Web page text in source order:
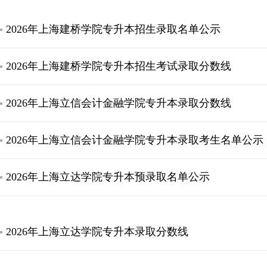
2026年上海建桥学院专升本招生录取名单公示
2026年上海建桥学院专升本招生考试录取分数线
2026年上海立信会计金融学院专升本录取分数线
2026年上海立信会计金融学院专升本录取考生名单公示
2026年上海立达学院专升本预录取名单公示
2026年上海立达学院专升本录取分数线